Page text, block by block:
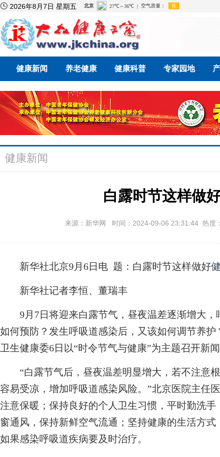
 2026年8月7日 星期五
健康新闻 养老健康 健康科普 专家园地
健康新闻
白露时节这样做
来源：新华网 时间：2024-09-06 23:31:44 热度
新华社北京9月6日电 题：白露时节这样做好
新华社记者李恒、董瑞丰
9月7日将迎来白露节气，昼夜温差逐渐增大，
如何预防？发生呼吸道感染后，又该如何调节养护
卫生健康委6日以“时令节气与健康”为主题召开新
“白露节气后，昼夜温差明显增大，若不注意
容易受凉，增加呼吸道感染风险。”北京医院主任
注意保暖；保持良好的个人卫生习惯，平时勤洗
窗通风，保持新鲜空气流通；坚持健康的生活方
如果感染呼吸道疾病要及时治疗。